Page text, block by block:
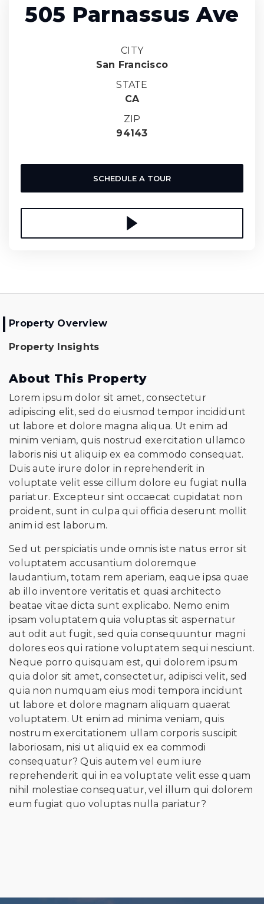
505 Parnassus Ave
CITY
San Francisco
STATE
CA
ZIP
94143
SCHEDULE A TOUR
Property Overview
Property Insights
About This Property
Lorem ipsum dolor sit amet, consectetur
adipiscing elit, sed do eiusmod tempor incididunt
ut labore et dolore magna aliqua. Ut enim ad
minim veniam, quis nostrud exercitation ullamco
laboris nisi ut aliquip ex ea commodo consequat.
Duis aute irure dolor in reprehenderit in
voluptate velit esse cillum dolore eu fugiat nulla
pariatur. Excepteur sint occaecat cupidatat non
proident, sunt in culpa qui officia deserunt mollit
anim id est laborum.
Sed ut perspiciatis unde omnis iste natus error sit
voluptatem accusantium doloremque
laudantium, totam rem aperiam, eaque ipsa quae
ab illo inventore veritatis et quasi architecto
beatae vitae dicta sunt explicabo. Nemo enim
ipsam voluptatem quia voluptas sit aspernatur
aut odit aut fugit, sed quia consequuntur magni
dolores eos qui ratione voluptatem sequi nesciunt.
Neque porro quisquam est, qui dolorem ipsum
quia dolor sit amet, consectetur, adipisci velit, sed
quia non numquam eius modi tempora incidunt
ut labore et dolore magnam aliquam quaerat
voluptatem. Ut enim ad minima veniam, quis
nostrum exercitationem ullam corporis suscipit
laboriosam, nisi ut aliquid ex ea commodi
consequatur? Quis autem vel eum iure
reprehenderit qui in ea voluptate velit esse quam
nihil molestiae consequatur, vel illum qui dolorem
eum fugiat quo voluptas nulla pariatur?